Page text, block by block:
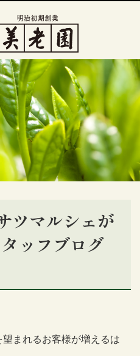
ツマルシェが
ッフブログ
望まれるお客様が増えるは